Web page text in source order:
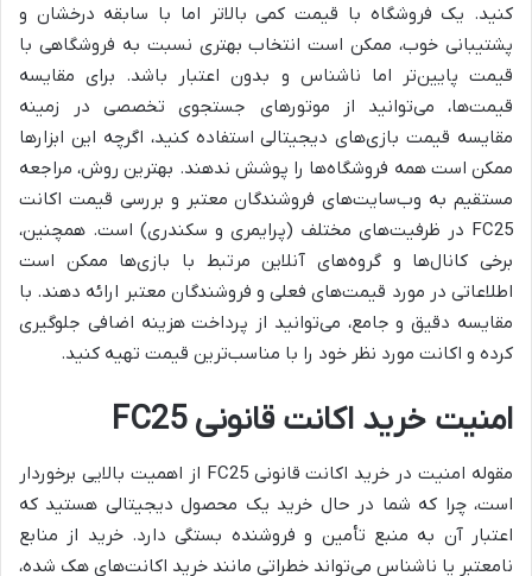
کنید. یک فروشگاه با قیمت کمی بالاتر اما با سابقه درخشان و
پشتیبانی خوب، ممکن است انتخاب بهتری نسبت به فروشگاهی با
قیمت پایین‌تر اما ناشناس و بدون اعتبار باشد. برای مقایسه
قیمت‌ها، می‌توانید از موتورهای جستجوی تخصصی در زمینه
مقایسه قیمت بازی‌های دیجیتالی استفاده کنید، اگرچه این ابزارها
ممکن است همه فروشگاه‌ها را پوشش ندهند. بهترین روش، مراجعه
مستقیم به وب‌سایت‌های فروشندگان معتبر و بررسی قیمت اکانت
FC25 در ظرفیت‌های مختلف (پرایمری و سکندری) است. همچنین،
برخی کانال‌ها و گروه‌های آنلاین مرتبط با بازی‌ها ممکن است
اطلاعاتی در مورد قیمت‌های فعلی و فروشندگان معتبر ارائه دهند. با
مقایسه دقیق و جامع، می‌توانید از پرداخت هزینه اضافی جلوگیری
کرده و اکانت مورد نظر خود را با مناسب‌ترین قیمت تهیه کنید.
امنیت خرید اکانت قانونی FC25
مقوله امنیت در خرید اکانت قانونی FC25 از اهمیت بالایی برخوردار
است، چرا که شما در حال خرید یک محصول دیجیتالی هستید که
اعتبار آن به منبع تأمین و فروشنده بستگی دارد. خرید از منابع
نامعتبر یا ناشناس می‌تواند خطراتی مانند خرید اکانت‌های هک شده،